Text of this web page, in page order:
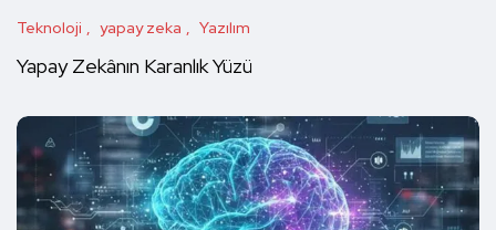
Teknoloji yapay zeka Yazılım
Yapay Zekânın Karanlık Yüzü